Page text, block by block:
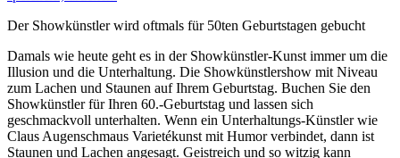
Der Showkünstler wird oftmals für 50ten Geburtstagen gebucht
Damals wie heute geht es in der Showkünstler-Kunst immer um die
Illusion und die Unterhaltung. Die Showkünstlershow mit Niveau
zum Lachen und Staunen auf Ihrem Geburtstag. Buchen Sie den
Showkünstler für Ihren 60.-Geburtstag und lassen sich
geschmackvoll unterhalten. Wenn ein Unterhaltungs-Künstler wie
Claus Augenschmaus Varietékunst mit Humor verbindet, dann ist
Staunen und Lachen angesagt. Geistreich und so witzig kann